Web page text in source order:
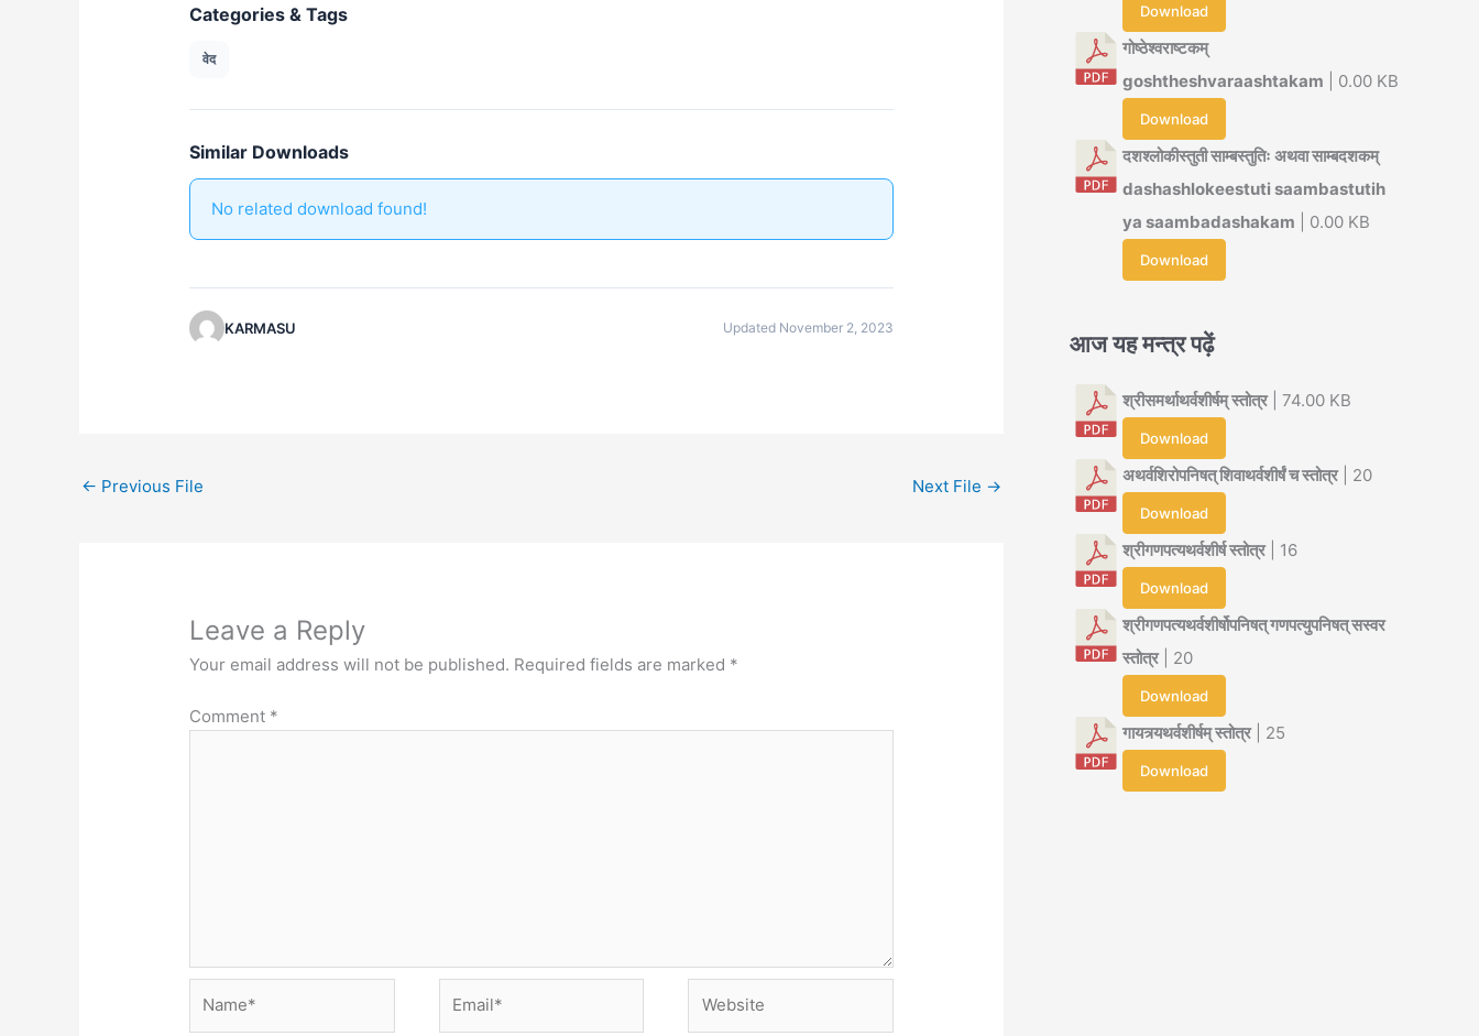
Categories & Tags
वेद
Similar Downloads
No related download found!
KARMASU Updated November 2, 2023
← Previous File Next File →
Leave a Reply
Your email address will not be published. Required fields are marked *
Comment *
Download
गोष्ठेश्वराष्टकम्
goshtheshvaraashtakam | 0.00 KB
Download
दशश्लोकीस्तुती साम्बस्तुतिः अथवा साम्बदशकम्
dashashlokeestuti saambastutih
ya saambadashakam | 0.00 KB
Download
आज यह मन्त्र पढ़ें
श्रीसमर्थाथर्वशीर्षम् स्तोत्र| 74.00 KB
Download
अथर्वशिरोपनिषत् शिवाथर्वशीर्षं च स्तोत्र| 20
Download
श्रीगणपत्यथर्वशीर्ष स्तोत्र| 16
Download
श्रीगणपत्यथर्वशीर्षोपनिषत् गणपत्युपनिषत् सस्वर
स्तोत्र| 20
Download
गायत्र्यथर्वशीर्षम् स्तोत्र| 25
Download